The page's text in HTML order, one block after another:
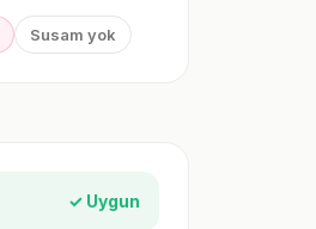
Susam yok
✓ Uygun